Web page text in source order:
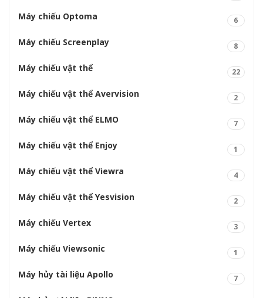
Máy chiếu Optoma 6
Máy chiếu Screenplay 8
Máy chiếu vật thể 22
Máy chiếu vật thể Avervision 2
Máy chiếu vật thể ELMO 7
Máy chiếu vật thể Enjoy 1
Máy chiếu vật thể Viewra 4
Máy chiếu vật thể Yesvision 2
Máy chiếu Vertex 3
Máy chiếu Viewsonic 1
Máy hủy tài liệu Apollo 7